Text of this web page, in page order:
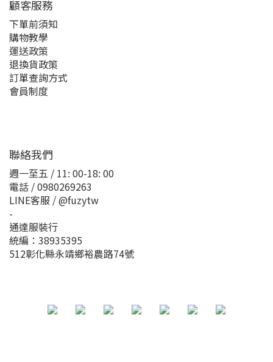
顧客服務
下單前須知
購物教學
運送政策
退換貨政策
訂單查詢方式
會員制度
聯絡我們
週一至五 / 11: 00-18: 00
電話 / 0980269263
LINE客服 / @fuzytw
-
通達服裝行
統編：38935395
512彰化縣永靖鄉裕農路74號